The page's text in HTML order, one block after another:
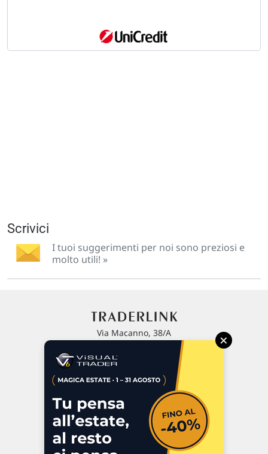
Scrivici
I tuoi suggerimenti per noi sono preziosi e
molto utili! »
Via Macanno, 38/A
P.IVA 02 452 460 401
Commenti e segnalazioni
Contattaci
×